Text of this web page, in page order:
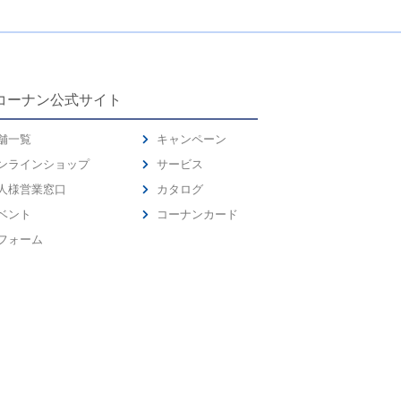
ーナン公式サイト
一覧
ラインショップ
様営業窓口
ント
ォーム
キャンペーン
サービス
カタログ
コーナンカード